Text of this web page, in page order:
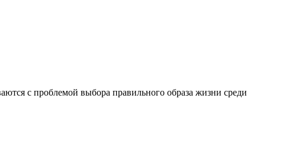
с проблемой выбора правильного образа жизни среди